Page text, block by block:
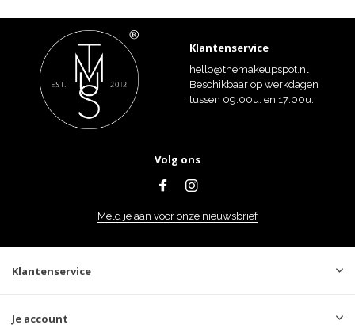
Klantenservice
hello@themakeupspot.nl
Beschikbaar op werkdagen
tussen 09:00u. en 17:00u.
Volg ons
Meld je aan voor onze nieuwsbrief
Klantenservice
Je account